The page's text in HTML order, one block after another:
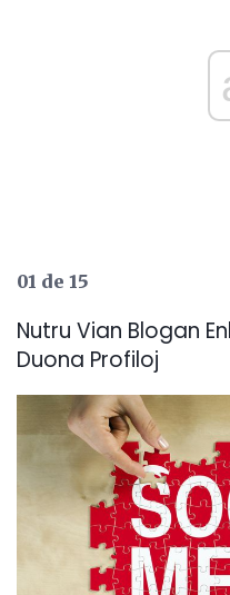
01 de 15
Nutru Vian Blogan
Duona Profiloj